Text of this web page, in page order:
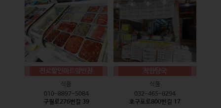
진로할인마트앞반찬
식품
010-8897-5084
구월로276번길 39
착한탕국
식품
032-465-8294
호구포로800번길 17